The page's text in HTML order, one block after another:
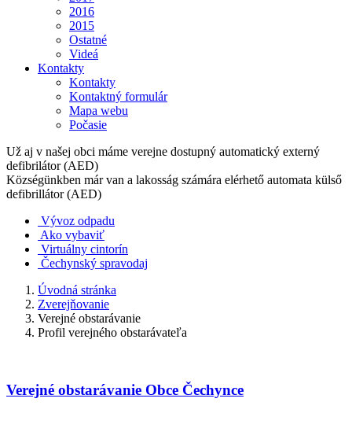
2016
2015
Ostatné
Videá
Kontakty
Kontakty
Kontaktný formulár
Mapa webu
Počasie
Už aj v našej obci máme verejne dostupný automatický externý
defibrilátor (AED)
Községünkben már van a lakosság számára elérhető automata külső
defibrillátor (AED)
Vývoz odpadu
Ako vybaviť
Virtuálny cintorín
Čechynský spravodaj
Úvodná stránka
Zverejňovanie
Verejné obstarávanie
Profil verejného obstarávateľa
Verejné obstarávanie Obce Čechynce